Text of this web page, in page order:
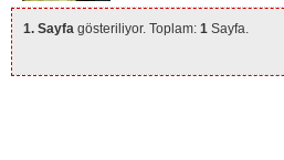
1. Sayfa gösteriliyor. Toplam: 1 Sayfa.